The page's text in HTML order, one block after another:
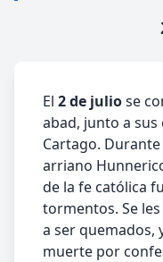
El 2 de juliose
abad, junto a
Cartago.
arriano
de la fe católica
tormentos. Se
a ser quemados,
muerte por